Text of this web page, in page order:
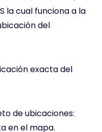
la cual funciona a la
del
exacta del
de ubicaciones:
en el mapa.